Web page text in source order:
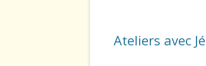
Ateliers avec